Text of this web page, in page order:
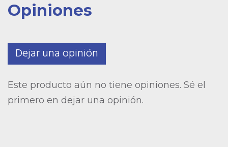
Opiniones
Dejar una opinión
Este producto aún no tiene opiniones. Sé el
primero en dejar una opinión.